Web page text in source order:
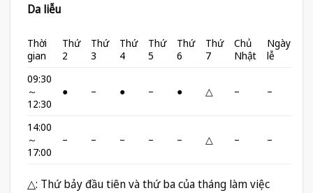
Da liễu
Thời
gian
Thứ
2
Thứ
3
Thứ
4
Thứ
5
Thứ
6
Thứ
7
Chủ
Nhật
Ngày
lễ
09:30
～
12:30
● – ● – ● △ – –
14:00
～
17:00
– – – – – △ – –
△: Thứ bảy đầu tiên và thứ ba của tháng làm việc